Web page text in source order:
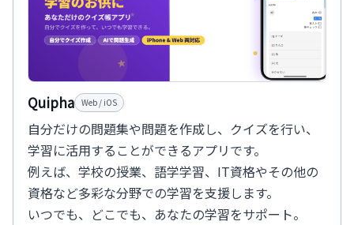
Quipha Web / iOS
自分だけの問題集や問題を作成し、クイズを行い、
学習に活用することができるアプリです。
例えば、学校の授業、語学学習、IT資格やその他の
資格など多彩な分野での学習を支援します。
いつでも、どこでも、あなたの学習をサポート。